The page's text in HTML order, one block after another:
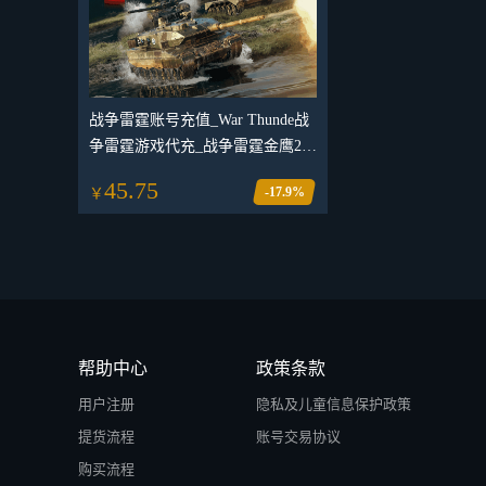
战争雷霆账号充值_War Thunde战
争雷霆游戏代充_战争雷霆金鹰24
￥ 45.75 -17.9%
帮助中心
用户注册
提货流程
购买流程
政策条款
隐私及儿童信息保护政策
账号交易协议